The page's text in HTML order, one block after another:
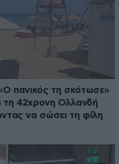
πανικός τη σκότωσε»
τη 42χρονη Ολλανδή
να σώσει τη φίλη